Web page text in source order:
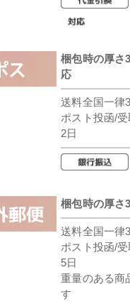
梱包時の厚さ
応
送料全国一律
ポスト投函/
2日
梱包時の厚さ
送料全国一律
ポスト投函/
5日
重量のある商
す